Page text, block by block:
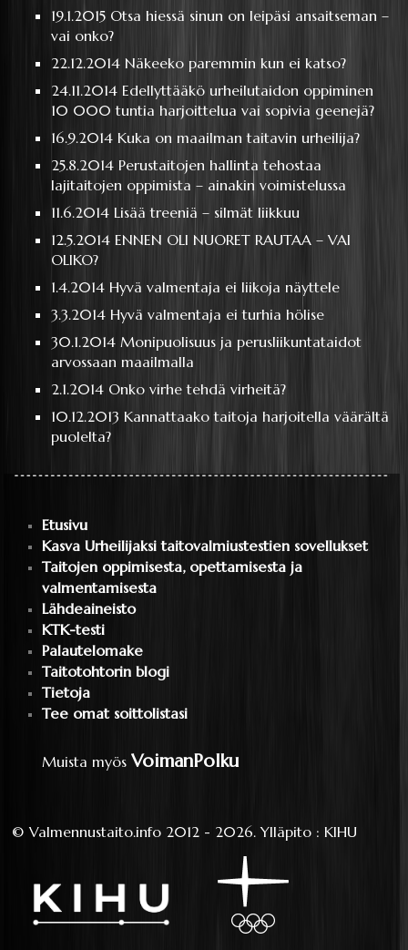
19.1.2015 Otsa hiessä sinun on leipäsi ansaitseman –
vai onko?
22.12.2014 Näkeeko paremmin kun ei katso?
24.11.2014 Edellyttääkö urheilutaidon oppiminen
10 000 tuntia harjoittelua vai sopivia geenejä?
16.9.2014 Kuka on maailman taitavin urheilija?
25.8.2014 Perustaitojen hallinta tehostaa
lajitaitojen oppimista – ainakin voimistelussa
11.6.2014Lisää treeniä – silmät liikkuu
12.5.2014 ENNEN OLI NUORET RAUTAA – VAI
OLIKO?
1.4.2014 Hyvä valmentaja ei liikoja näyttele
3.3.2014 Hyvä valmentaja ei turhia hölise
30.1.2014 Monipuolisuus ja perusliikuntataidot
arvossaan maailmalla
2.1.2014 Onko virhe tehdä virheitä?
10.12.2013 Kannattaako taitoja harjoitella väärältä
puolelta?
Etusivu
Kasva Urheilijaksi taitovalmiustestien sovellukset
Taitojen oppimisesta, opettamisesta ja
valmentamisesta
Lähdeaineisto
KTK-testi
Palautelomake
Taitotohtorin blogi
Tietoja
Tee omat soittolistasi
Muista myös VoimanPolku
© Valmennustaito.info2012 - 2026.Ylläpito: KIHU